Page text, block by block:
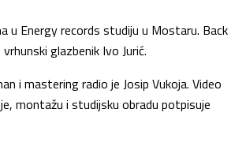
u Energy records studiju u Mostaru. Back
glazbenik Ivo Jurić.
i mastering radio je Josip Vukoja. Video
montažu i studijsku obradu potpisuje